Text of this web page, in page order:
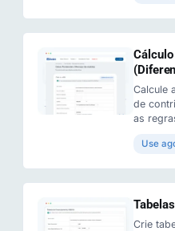
Calcule
de
as
Use
Crie